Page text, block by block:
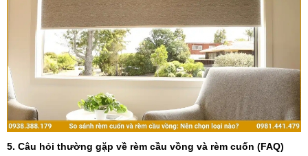
5. Câu hỏi thường gặp về rèm cầu vồng và rèm cuốn (FAQ)